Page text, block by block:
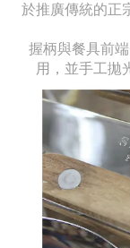
於推廣傳統的正
握柄與餐具前
用，並手工拋